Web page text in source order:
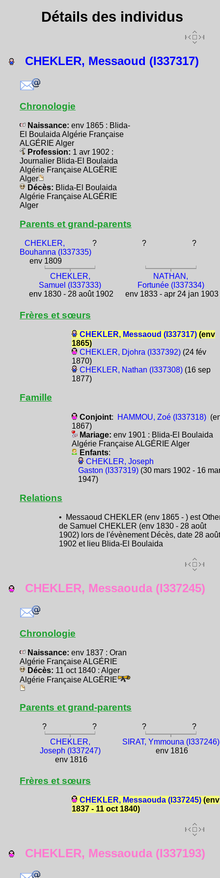
Détails des individus
CHEKLER, Messaoud (I337317)
Chronologie
Naissance: env 1865 : Blida-
El Boulaida Algérie Française
ALGÉRIE Alger
Profession: 1 avr 1902 :
Journalier Blida-El Boulaida
Algérie Française ALGÉRIE
Alger
Décès: Blida-El Boulaida
Algérie Française ALGÉRIE
Alger
Parents et grand-parents
CHEKLER,
Bouhanna (I337335)
env 1809
? ? ?
CHEKLER,
Samuel (I337333)
env 1830 - 28 août 1902
NATHAN,
Fortunée (I337334)
env 1833 - apr 24 jan 1903
Frères et sœurs
CHEKLER, Messaoud (I337317)(env
1865)
CHEKLER, Djohra (I337392)(24 fév
1870)
CHEKLER, Nathan (I337308)(16 sep
1877)
Famille
Conjoint: HAMMOU, Zoé (I337318)
1867)
Mariage: env 1901 : Blida-El Boulaida
Algérie Française ALGÉRIE Alger
Enfants:
CHEKLER, Joseph
Gaston (I337319)(30 mars 1902 - 16
1947)
Relations
• Messaoud CHEKLER (env 1865 - ) est
de Samuel CHEKLER (env 1830 - 28 août
1902) lors de l'évènement Décès, date 28 août
1902 et lieu Blida-El Boulaida
CHEKLER, Messaouda (I337245)
Chronologie
Naissance: env 1837 : Oran
Algérie Française ALGÉRIE
Décès: 11 oct 1840 : Alger
Algérie Française ALGÉRIE
Parents et grand-parents
? ? ?
?
CHEKLER,
Joseph (I337247)
env 1816
SIRAT, Ymmouna (I337246)
env 1816
Frères et sœurs
CHEKLER, Messaouda (I337245)(env
1837 - 11 oct 1840)
CHEKLER, Messaouda (I337193)